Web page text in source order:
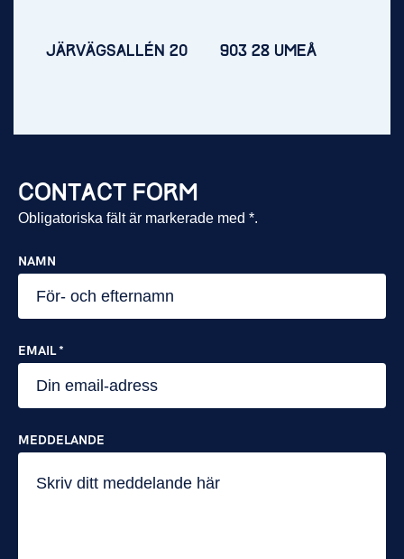
JÄRVÄGSALLÉN 20 903 28 UMEÅ
CONTACT FORM
Obligatoriska fält är markerade med *.
NAMN
EMAIL *
MEDDELANDE